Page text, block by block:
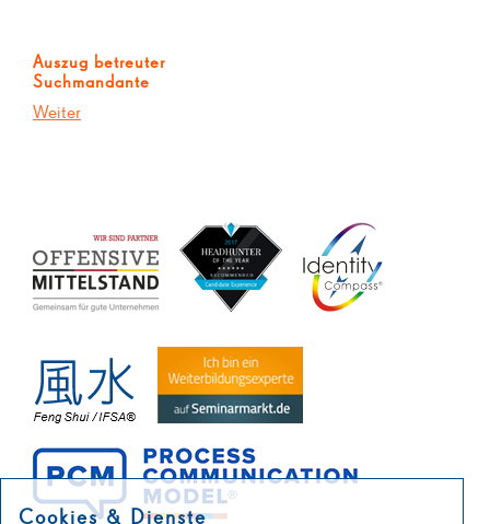
Auszug betreuter
Suchmandante
Weiter
Cookies & Dienste